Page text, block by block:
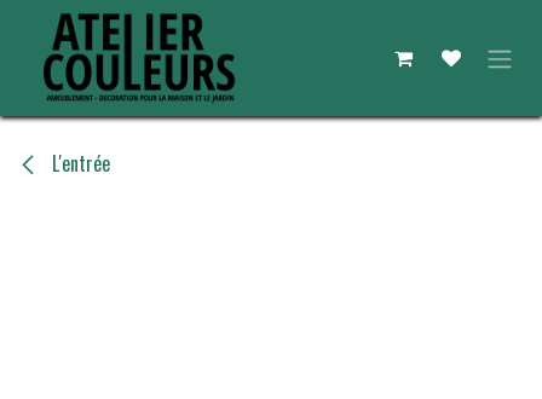
Se rendre au contenu
L'entrée